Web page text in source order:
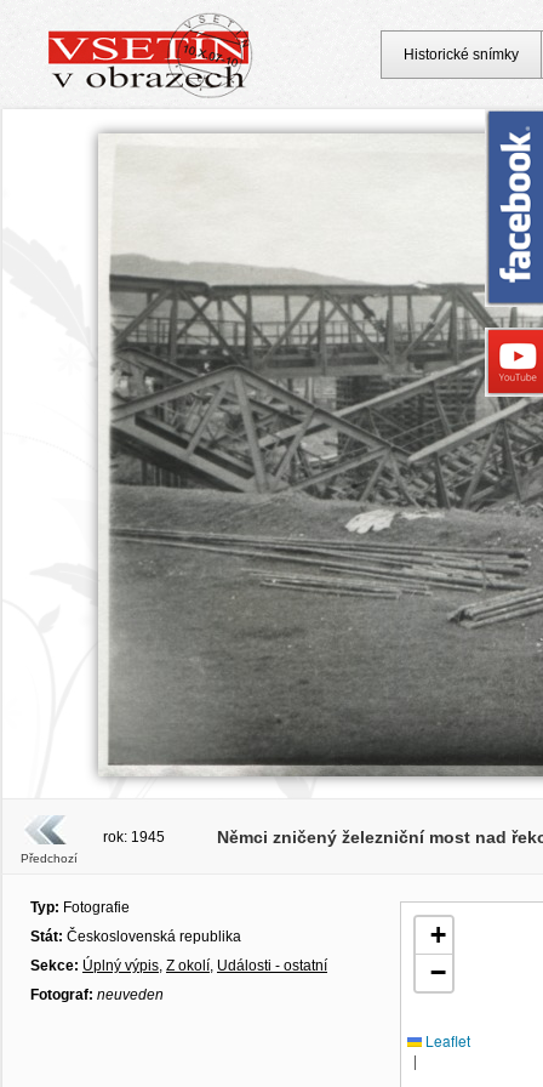
Předchozí
rok: 1945 Němci zničený železniční most nad
Typ: Fotografie
Stát: Československá republika
Sekce: Úplný výpis, Z okolí, Události - ostatní
Fotograf: neuveden
+
−
Leaflet
|
Historické snímky